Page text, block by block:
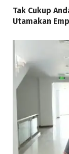
Tak Cukup
Utamakan